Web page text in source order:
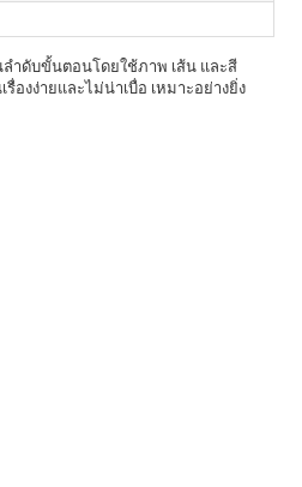
ำดับขั้นตอนโดยใช้ภาพ เส้น และสี
งง่ายและไม่น่าเบื่อ เหมาะอย่างยิ่ง